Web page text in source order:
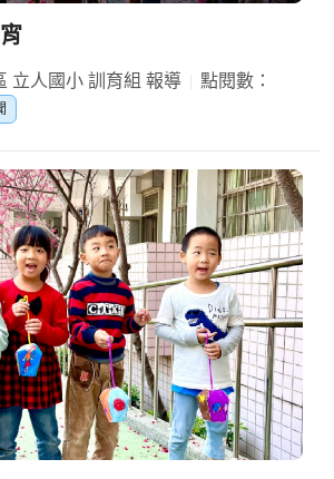
立人國小 訓育組 報導
點閱數：